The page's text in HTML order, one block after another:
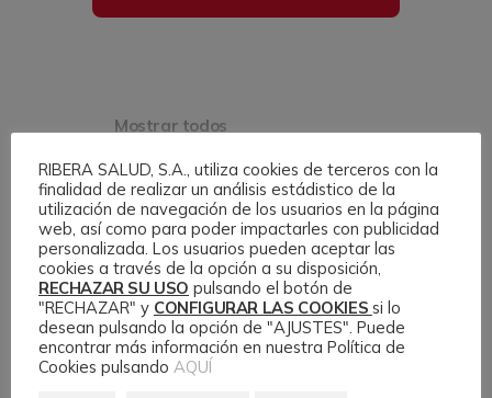
Mostrar todos
Filtrar
Texto
Categoría
RIBERA SALUD, S.A., utiliza cookies de terceros con la
finalidad de realizar un análisis estádistico de la
utilización de navegación de los usuarios en la página
web, así como para poder impactarles con publicidad
personalizada. Los usuarios pueden aceptar las
cookies a través de la opción a su disposición,
RECHAZAR SU USO pulsando el botón de
"RECHAZAR" y CONFIGURAR LAS COOKIES si lo
desean pulsando la opción de "AJUSTES". Puede
encontrar más información en nuestra Política de
Cookies pulsando AQUÍ